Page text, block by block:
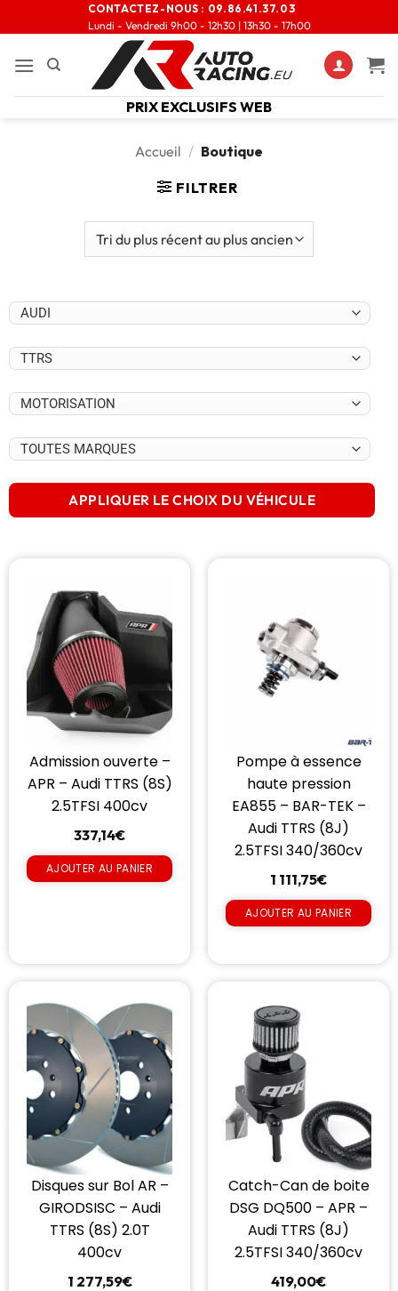
CONTACTEZ-NOUS : 09.86.41.37.03
Lundi - Vendredi 9h00 - 12h30 | 13h30 - 17h00
PRIX EXCLUSIFS WEB
Accueil / Boutique
FILTRER
APPLIQUER LE CHOIX DU VÉHICULE
Admission ouverte –
APR – Audi TTRS (8S)
2.5TFSI 400cv
337,14€
AJOUTER AU PANIER
Pompe à essence
haute pression
EA855 – BAR-TEK –
Audi TTRS (8J)
2.5TFSI 340/360cv
1 111,75€
AJOUTER AU PANIER
Disques sur Bol AR –
GIRODSISC – Audi
TTRS (8S) 2.0T
400cv
1 277,59€
Catch-Can de boite
DSG DQ500 – APR –
Audi TTRS (8J)
2.5TFSI 340/360cv
419,00€